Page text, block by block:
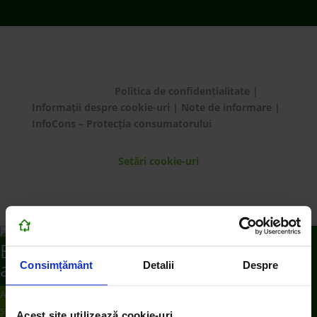
Consimțământ Detalii Despre
Politica de confidențialitate
Informații despre cookie-uri
Note de informare
InfoCons – Protecția consumatorului
Setări cookie-uri
Bună! Cu ce te putem
ajuta?
Ai de predat deșeu electric de dimensiuni medii
și mari?